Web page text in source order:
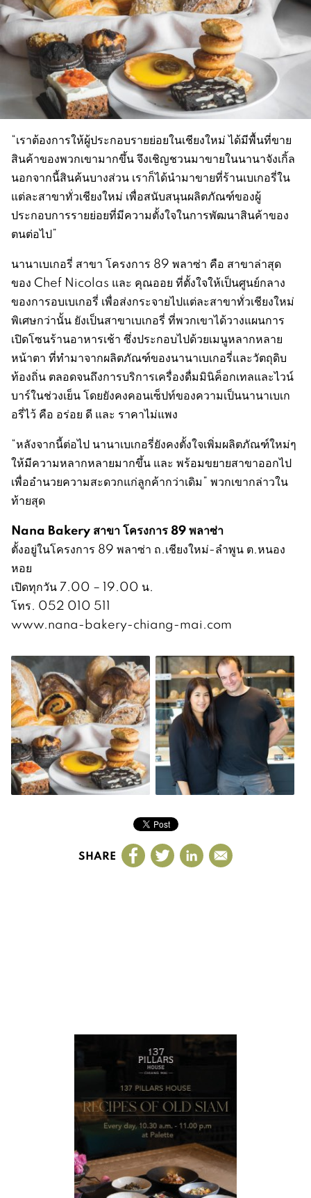
“เราต้องการให้ผู้ประกอบรายย่อยในเชียงใหม่ ได้มีพื้นที่ขาย
สินค้าของพวกเขามากขึ้น จึงเชิญชวนมาขายในนานาจังเกิ้ล
นอกจากนี้สินค้นบางส่วน เราก็ได้นำมาขายที่ร้านเบเกอรี่ใน
แต่ละสาขาทั่วเชียงใหม่ เพื่อสนับสนุนผลิตภัณฑ์ของผู้
ประกอบการรายย่อยที่มีความตั้งใจในการพัฒนาสินค้าของ
ตนต่อไป”
นานาเบเกอรี่ สาขา โครงการ 89 พลาซ่า คือ สาขาล่าสุด
ของ Chef Nicolas และ คุณออย ที่ตั้งใจให้เป็นศูนย์กลาง
ของการอบเบเกอรี่ เพื่อส่งกระจายไปแต่ละสาขาทั่วเชียงใหม่
พิเศษกว่านั้น ยังเป็นสาขาเบเกอรี่ ที่พวกเขาได้วางแผนการ
เปิดโซนร้านอาหารเช้า ซึ่งประกอบไปด้วยเมนูหลากหลาย
หน้าตา ที่ทำมาจากผลิตภัณฑ์ของนานาเบเกอรี่และวัตถุดิบ
ท้องถิ่น ตลอดจนถึงการบริการเครื่องดื่มมินิค็อกเทลและไวน์
บาร์ในช่วงเย็น โดยยังคงคอนเซ็ปท์ของความเป็นนานาเบเก
อรี่ไว้ คือ อร่อย ดี และ ราคาไม่แพง
“หลังจากนี้ต่อไป นานาเบเกอรี่ยังคงตั้งใจเพิ่มผลิตภัณฑ์ใหม่ๆ
ให้มีความหลากหลายมากขึ้น และ พร้อมขยายสาขาออกไป
เพื่ออำนวยความสะดวกแก่ลูกค้ากว่าเดิม” พวกเขากล่าวใน
ท้ายสุด
Nana Bakery สาขา โครงการ 89 พลาซ่า
ตั้งอยู่ในโครงการ 89 พลาซ่า ถ.เชียงใหม่-ลำพูน ต.หนอง
หอย
เปิดทุกวัน 7.00 – 19.00 น.
โทร. 052 010 511
www.nana-bakery-chiang-mai.com
SHARE